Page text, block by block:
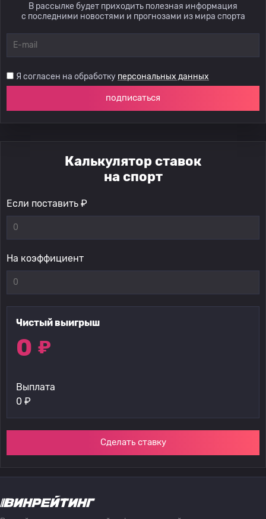
В рассылке будет приходить полезная информация
с последними новостями и прогнозами из мира спорта
Я согласен на обработку персональных данных
подписаться
Калькулятор ставок
на спорт
Если поставить ₽
На коэффициент
Чистый выигрыш
0 ₽
Выплата
0 ₽
Сделать ставку